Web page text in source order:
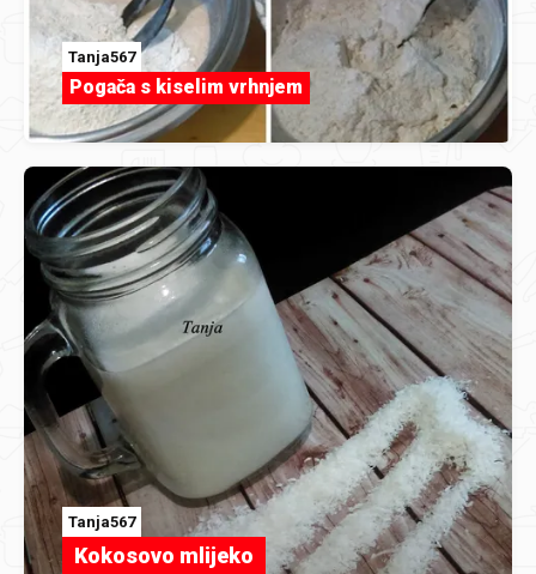
Tanja567
Pogača s kiselim vrhnjem
Tanja567
Kokosovo mlijeko